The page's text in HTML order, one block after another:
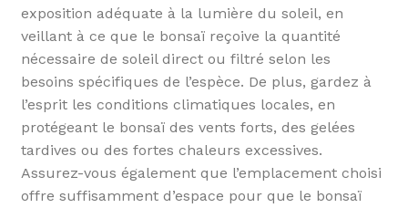
exposition adéquate à la lumière du soleil, en
veillant à ce que le bonsaï reçoive la quantité
nécessaire de soleil direct ou filtré selon les
besoins spécifiques de l’espèce. De plus, gardez à
l’esprit les conditions climatiques locales, en
protégeant le bonsaï des vents forts, des gelées
tardives ou des fortes chaleurs excessives.
Assurez-vous également que l’emplacement choisi
offre suffisamment d’espace pour que le bonsaï